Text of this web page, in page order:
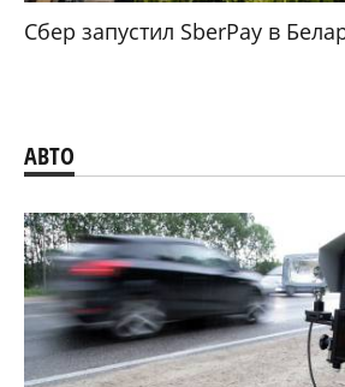
Сбер запустил SberPay в
АВТО